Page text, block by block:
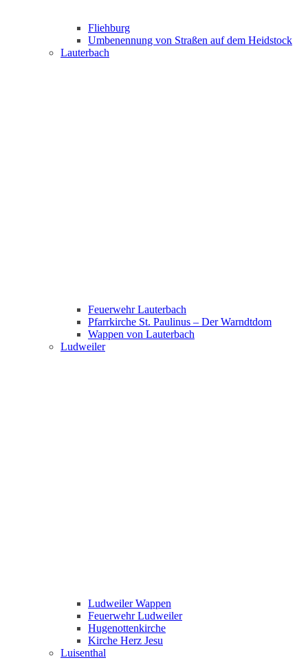
Fliehburg
Umbenennung von Straßen auf dem Heidstock
Lauterbach
Feuerwehr Lauterbach
Pfarrkirche St. Paulinus – Der Warndtdom
Wappen von Lauterbach
Ludweiler
Ludweiler Wappen
Feuerwehr Ludweiler
Hugenottenkirche
Kirche Herz Jesu
Luisenthal